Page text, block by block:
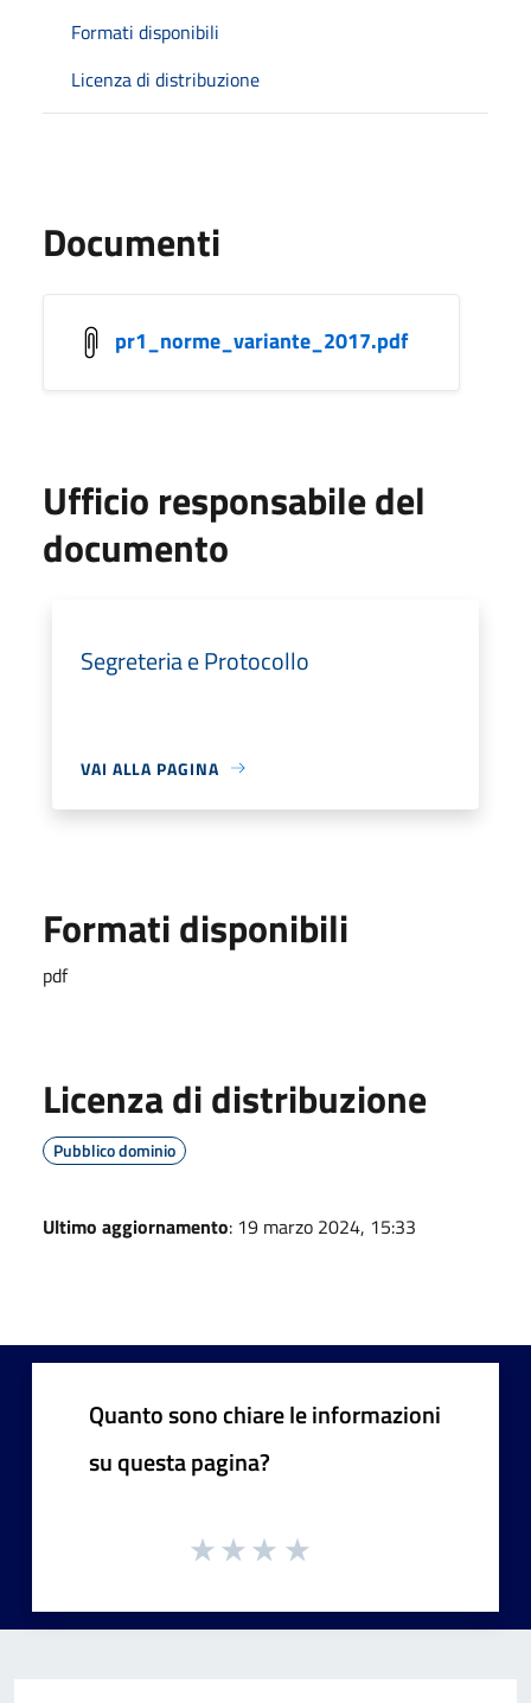
Formati disponibili
Licenza di distribuzione
Documenti
pr1_norme_variante_2017.pdf
Ufficio responsabile del
documento
Segreteria e Protocollo
VAI ALLA PAGINA
Formati disponibili
pdf
Licenza di distribuzione
Pubblico dominio
Ultimo aggiornamento: 19 marzo 2024, 15:33
Quanto sono chiare le informazioni
su questa pagina?